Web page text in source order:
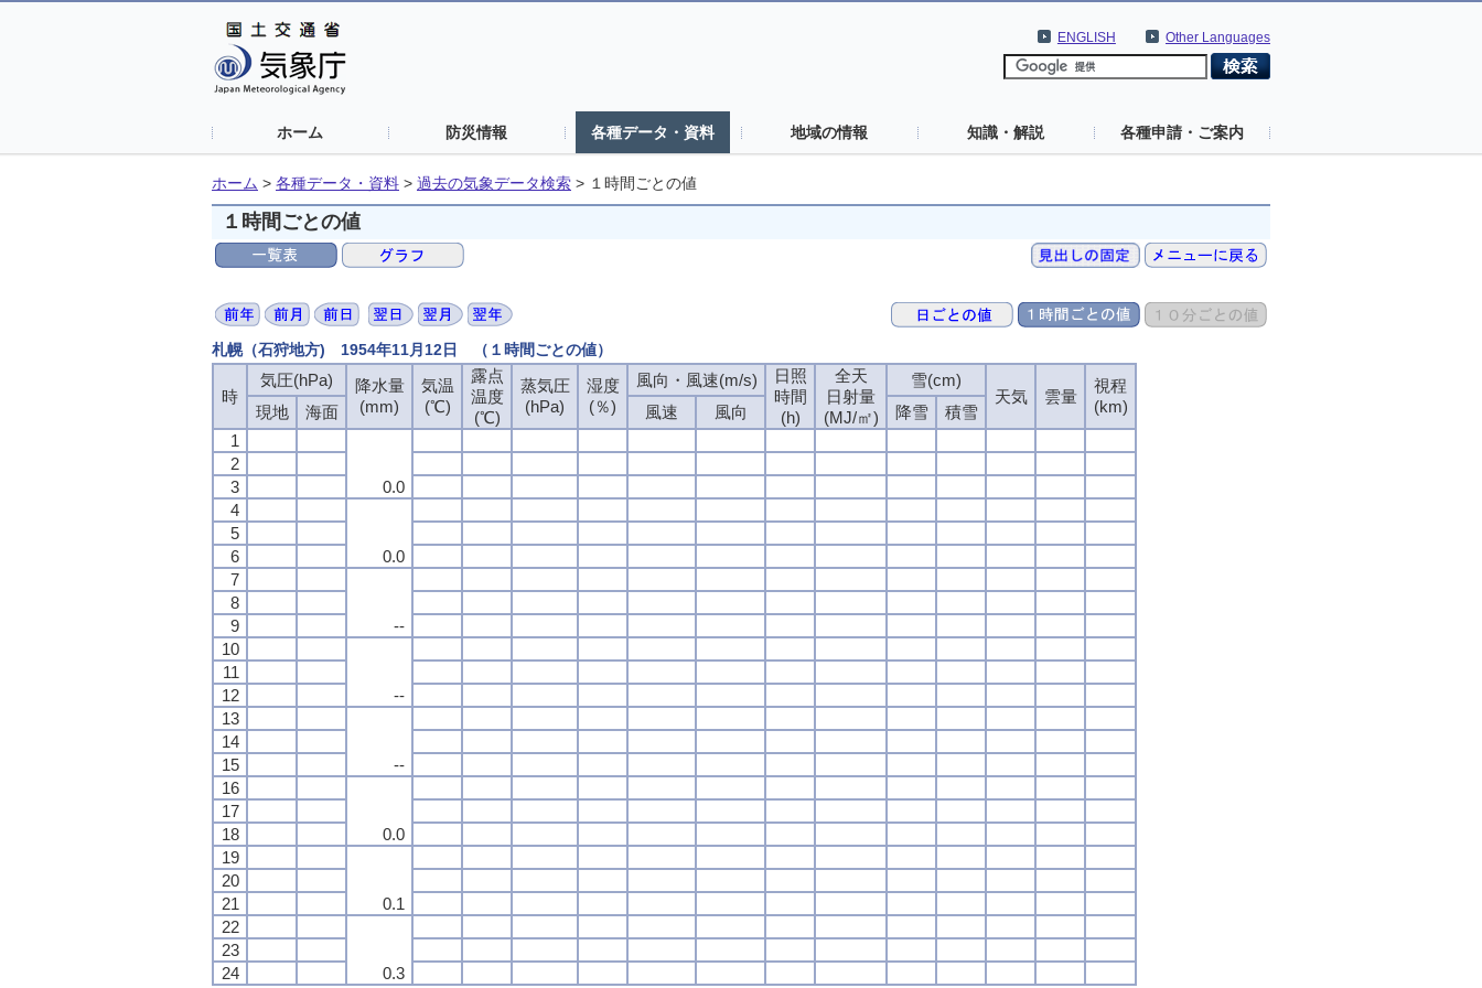
Other Languages
ENGLISH
ホーム 防災情報 各種データ・資料 地域の情報 知識・解説 各種申請・ご案内
ホーム > 各種データ・資料 > 過去の気象データ検索 > １時間ごとの値
１時間ごとの値
札幌（石狩地方) 1954年11月12日 （１時間ごとの値）
時
気圧(hPa)
降水量
(mm)
気温
(℃)
露点
温度
(℃)
蒸気圧
(hPa)
湿度
(％)
風向・風速(m/s)
日照
時間
(h)
全天
日射量
(MJ/㎡)
雪(cm)
天気
雲量
視程
(km)
現地 海面 風速 風向 降雪
積雪
1
0.0
2
3
4
0.0
5
6
7
--
8
9
10
--
11
12
13
--
14
15
16
0.0
17
18
19
0.1
20
21
22
0.3
23
24